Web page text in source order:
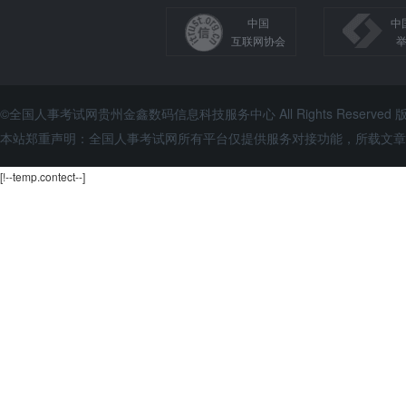
中国
互联网协会
中
©全国人事考试网贵州金鑫数码信息科技服务中心 All Rights Reserved
本站郑重声明：全国人事考试网所有平台仅提供服务对接功能，所载文
[!--temp.contect--]